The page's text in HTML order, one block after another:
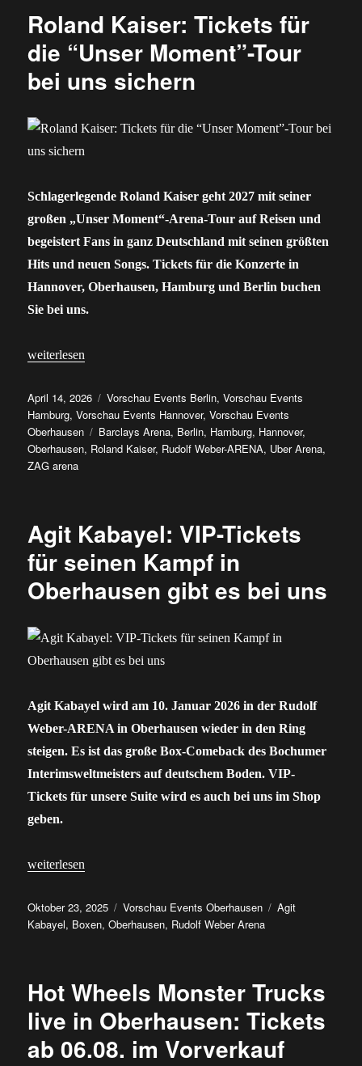
Roland Kaiser: Tickets für
die “Unser Moment”-Tour
bei uns sichern
Schlagerlegende Roland Kaiser geht 2027 mit seiner
großen „Unser Moment“-Arena-Tour auf Reisen und
begeistert Fans in ganz Deutschland mit seinen größten
Hits und neuen Songs. Tickets für die Konzerte in
Hannover, Oberhausen, Hamburg und Berlin buchen
Sie bei uns.
„Roland Kaiser: Tickets für die “Unser Moment”-Tour bei uns
weiterlesen
Veröffentlicht
am
April 14, 2026 Kategorien
Vorschau Events Berlin,Vorschau Events
Hamburg,Vorschau Events Hannover,Vorschau Events
Oberhausen
Schlagwörter
Barclays Arena, Berlin, Hamburg, Hannover,
Oberhausen, Roland Kaiser, Rudolf Weber-ARENA, Uber Arena,
ZAG arena
Agit Kabayel: VIP-Tickets
für seinen Kampf in
Oberhausen gibt es bei uns
Agit Kabayel wird am 10. Januar 2026 in der Rudolf
Weber-ARENA in Oberhausen wieder in den Ring
steigen. Es ist das große Box-Comeback des Bochumer
Interimsweltmeisters auf deutschem Boden. VIP-
Tickets für unsere Suite wird es auch bei uns im Shop
geben.
„Agit Kabayel: VIP-Tickets für seinen Kampf in Oberhausen gibt
weiterlesen
Veröffentlicht
am
Oktober 23, 2025 Kategorien
Vorschau Events Oberhausen Schlagwörter
Agit
Kabayel, Boxen,Oberhausen, Rudolf Weber Arena
Hot Wheels Monster Trucks
live in Oberhausen: Tickets
ab 06.08. im Vorverkauf